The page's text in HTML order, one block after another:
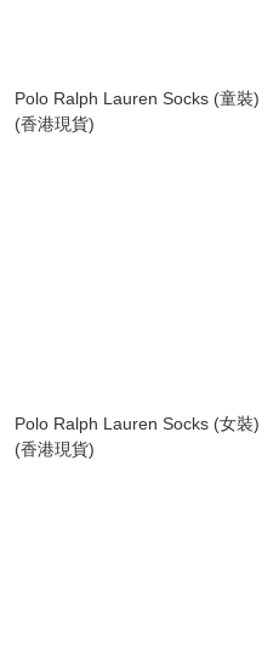
Polo Ralph Lauren Socks (童裝)
(香港現貨)
Polo Ralph Lauren Socks (女裝)
(香港現貨)